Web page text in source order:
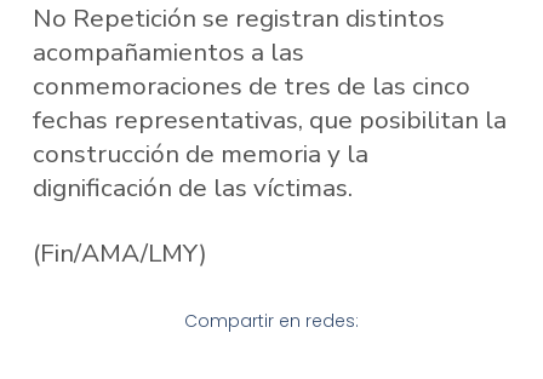
No Repetición se registran distintos
acompañamientos a las
conmemoraciones de tres de las cinco
fechas representativas, que posibilitan la
construcción de memoria y la
dignificación de las víctimas.
(Fin/AMA/LMY)
Compartir en redes: